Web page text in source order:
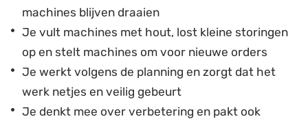
machines blijven draaien
Je vult machines met hout, lost kleine storingen
op en stelt machines om voor nieuwe orders
Je werkt volgens de planning en zorgt dat het
werk netjes en veilig gebeurt
Je denkt mee over verbetering en pakt ook